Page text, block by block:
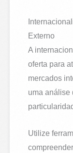
Externo
A
oferta para
mercados
uma análise
Utilize